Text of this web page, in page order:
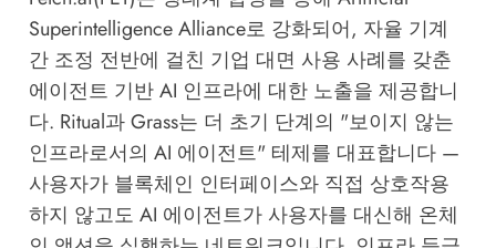
Superintelligence Alliance로 강화되어, 자율 기계
간 조정 전반에 걸친 기업 대면 사용 사례를 갖춘
에이전트 기반 AI 인프라에 대한 노출을 제공합니
다. Ritual과 Grass는 더 초기 단계의 "보이지 않는
인프라로서의 AI 에이전트" 테제를 대표합니다 —
사용자가 블록체인 인터페이스와 직접 상호작용
하지 않고도 AI 에이전트가 사용자를 대신해 온체